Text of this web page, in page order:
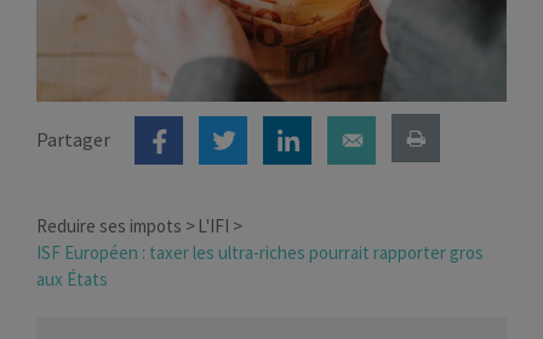
Partager
Reduire ses impots
L'IFI
ISF Européen : taxer les ultra-riches pourrait rapporter gros
aux États